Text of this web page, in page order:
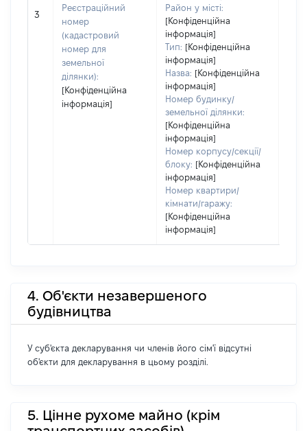
3
Реєстраційний
номер
(кадастровий
номер для
земельної
ділянки):
[Конфіденційна
інформація]
Район у місті:
[Конфіденційна
інформація]
Тип: [Конфіденційна
інформація]
Назва: [Конфіденційна
інформація]
Номер будинку/
земельної ділянки:
[Конфіденційна
інформація]
Номер корпусу/секції/
блоку: [Конфіденційна
інформація]
Номер квартири/
кімнати/гаражу:
[Конфіденційна
інформація]
4. Об'єкти незавершеного
будівництва
У суб'єкта декларування чи членів його сім'ї відсутні
об'єкти для декларування в цьому розділі.
5. Цінне рухоме майно (крім